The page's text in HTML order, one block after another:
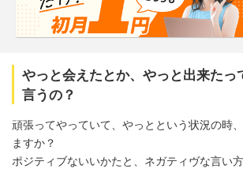
やっと会えたとか、やっと出来たっ
言うの？
頑張ってやっていて、やっとという状況の時
ますか？
ポジティブないいかたと、ネガティヴな言い